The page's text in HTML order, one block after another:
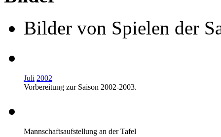
Bilder von Spielen der
Juli 2002
Vorbereitung zur Saison 2002-2003.
Mannschaftsaufstellung an der Tafel